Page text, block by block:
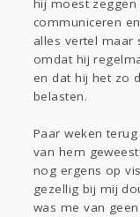
hij moest
communiceren
alles vertel maar
omdat hij
en dat hij het zo
belasten.
Paar weken
van hem
nog ergens op
gezellig bij mij
was me van